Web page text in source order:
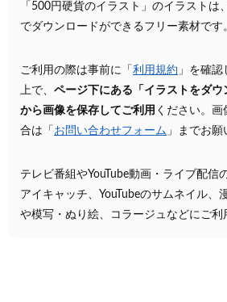
「500円硬貨のイラスト」のイラストは
でダウンロードができるフリー素材です
ご利用の際は事前に「 利用規約 」を確
上で、 ページ下にある「イラストをダ
から画像を保存してご利用 ください。
合は「 お問い合わせフォーム 」までお願
テレビ番組やYouTube動画・ライブ配信
アイキャッチ、YouTubeのサムネイル、
や模写・ぬり絵、コラージュなどにご利